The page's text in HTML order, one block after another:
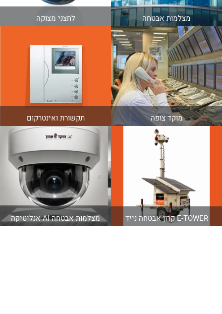
מצלמותאבטחה לחצני מצוקה
מוקד צופה תקשורת ואינטרקום
E-TOWER קרון אבטחה נייד מצלמות אבטחה AI אנליטיקה